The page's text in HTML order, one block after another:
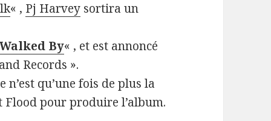
« , Pj Harvey sortira un
By« , et est annoncé
Records ».
qu’une fois de plus la
Flood pour produire l’album.